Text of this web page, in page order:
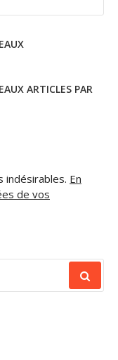
ARTICLES PAR
indésirables. En
de vos